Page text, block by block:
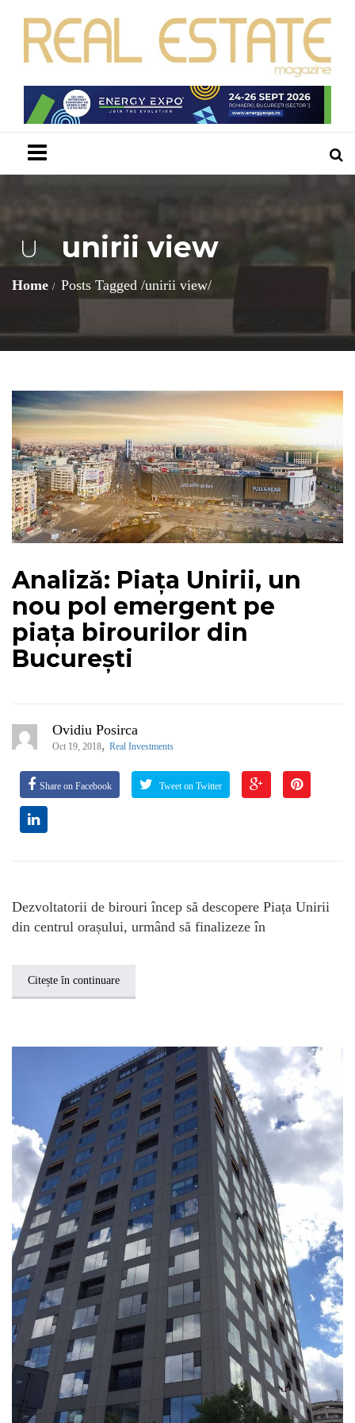
U unirii view
Home Posts Tagged /unirii view/
Analiză: Piața Unirii, un
nou pol emergent pe
piața birourilor din
București
Ovidiu Posirca
Oct 19, 2018, Real Investments
Share on Facebook Tweet on Twitter
Dezvoltatorii de birouri încep să descopere Piața Unirii
din centrul orașului, urmând să finalizeze în
Citește în continuare